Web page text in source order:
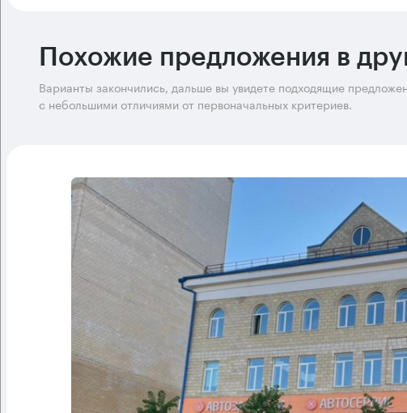
Похожие предложения в
Варианты закончились, дальше вы увидете подходящие
с небольшими отличиями от первоначальных критериев.